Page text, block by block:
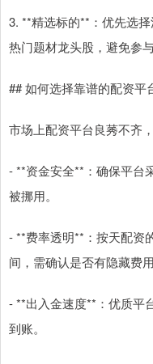
3. **精选标的**：优先选
热门题材龙头股，避免参
## 如何选择靠谱的配资平
市场上配资平台良莠不齐
- **资金安全**：确保平台
被挪用。
- **费率透明**：按天配资
间，需确认是否有隐藏费
- **出入金速度**：优质平
到账。